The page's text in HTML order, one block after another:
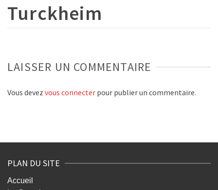
Turckheim
LAISSER UN COMMENTAIRE
Vous devez vous connecter pour publier un commentaire.
PLAN DU SITE
Accueil